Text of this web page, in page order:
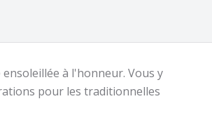
à l'honneur. Vous y
pour les traditionnelles